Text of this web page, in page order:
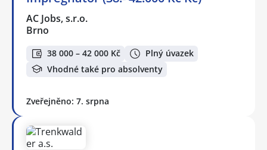
AC Jobs, s.r.o.
Brno
38 000 – 42 000 Kč
Plný úvazek
Vhodné také pro absolventy
Zveřejněno: 7. srpna